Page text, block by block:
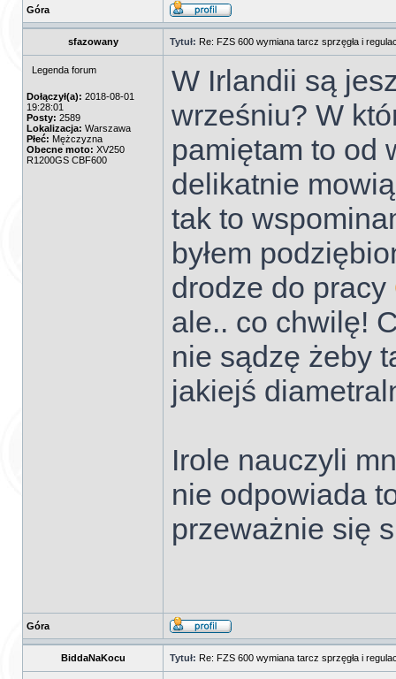
Góra
sfazowany Tytuł: Re: FZS 600 wymiana tarcz sprzęgła i
Legenda forum
Dołączył(a): 2018-08-01
19:28:01
Posty: 2589
Lokalizacja: Warszawa
Płeć: Mężczyzna
Obecne moto: XV250
R1200GS CBF600
W Irlandii są
wrześniu? W
pamiętam to od
delikatnie
tak to
byłem
drodze do pracy
ale.. co chwilę!
nie sądzę żeby
jakiejś
Irole nauczyli
nie odpowiada
przeważnie się
Góra
BiddaNaKocu Tytuł: Re: FZS 600 wymiana tarcz sprzęgła i